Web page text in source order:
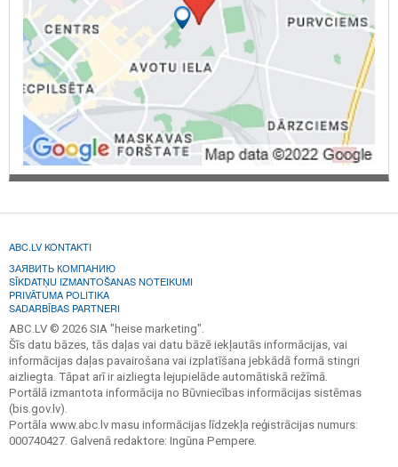
ABC.LV KONTAKTI
ЗАЯВИТЬ КОМПАНИЮ
SĪKDATŅU IZMANTOŠANAS NOTEIKUMI
PRIVĀTUMA POLITIKA
SADARBĪBAS PARTNERI
ABC.LV © 2026 SIA "heise marketing".
Šīs datu bāzes, tās daļas vai datu bāzē iekļautās informācijas, vai
informācijas daļas pavairošana vai izplatīšana jebkādā formā stingri
aizliegta. Tāpat arī ir aizliegta lejupielāde automātiskā režīmā.
Portālā izmantota informācija no Būvniecības informācijas sistēmas
(bis.gov.lv).
Portāla www.abc.lv masu informācijas līdzekļa reģistrācijas numurs:
000740427. Galvenā redaktore: Ingūna Pempere.